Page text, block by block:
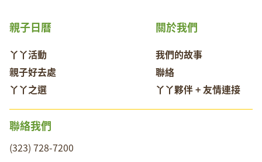
關於我們
我們的故事
聯絡
丫丫夥伴 + 友情連接
親子日曆
丫丫活動
親子好去處
丫丫之選
聯絡我們
(323) 728-7200